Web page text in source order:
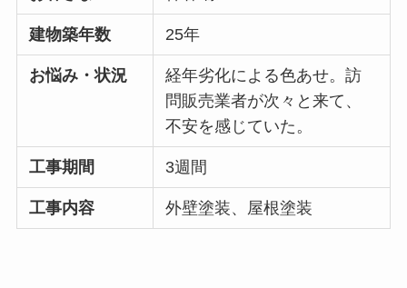
建物築年数 25年
お悩み・状況
経年劣化による色あせ。訪
問販売業者が次々と来て、
不安を感じていた。
工事期間 3週間
工事内容 外壁塗装、屋根塗装